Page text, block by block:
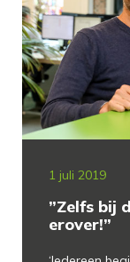
1 juli 2019
”Zelfs bij
erover!”